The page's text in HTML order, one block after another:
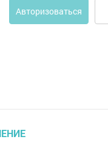
Авторизоваться